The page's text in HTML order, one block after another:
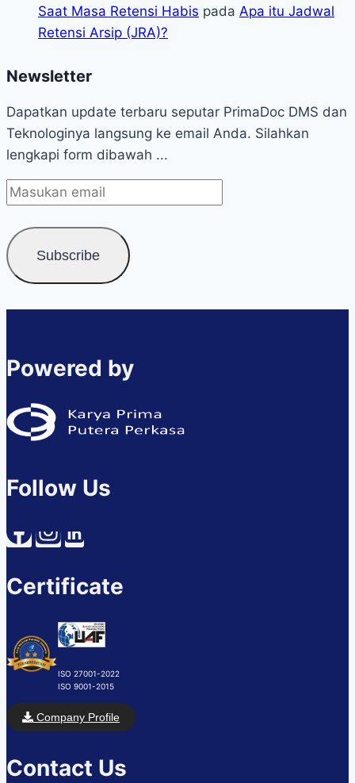
Saat Masa Retensi Habis pada Apa itu Jadwal
Retensi Arsip (JRA)?
Newsletter
Dapatkan update terbaru seputar PrimaDoc DMS dan
Teknologinya langsung ke email Anda. Silahkan
lengkapi form dibawah ...
Powered by
Follow Us
Certificate
ISO 27001-2022
ISO 9001-2015
Company Profile
Contact Us